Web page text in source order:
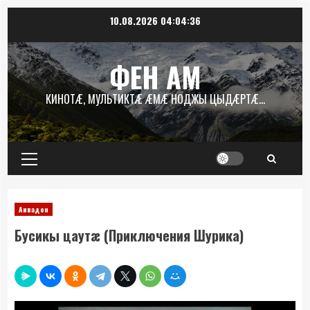
содержимому
10.08.2026 04:04:37
ФЕН АМ
КИНОТÆ, МУЛЬТИКТÆ ÆМÆ НОДЖЫ ЦЫДÆРТÆ…
Основное
меню
Аивадон
Бусикы цаутæ (Приключения Шурика)